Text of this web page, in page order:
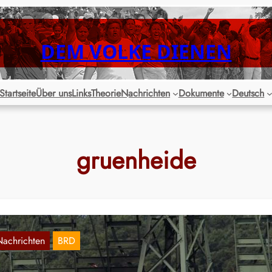
DEM VOLKE DIENEN
StartseiteÜber unsLinksTheorieNachrichten Dokumente Deutsch
gruenheide
BRD